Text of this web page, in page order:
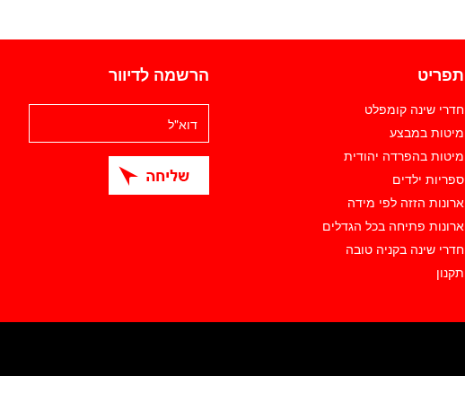
תפריט
חדרי שינה קומפלט
מיטות במבצע
מיטות בהפרדה יהודית
ספריות ילדים
ארונות הזזה לפי מידה
ארונות פתיחה בכל הגדלים
חדרי שינה בקניה טובה
תקנון
הרשמה לדיוור